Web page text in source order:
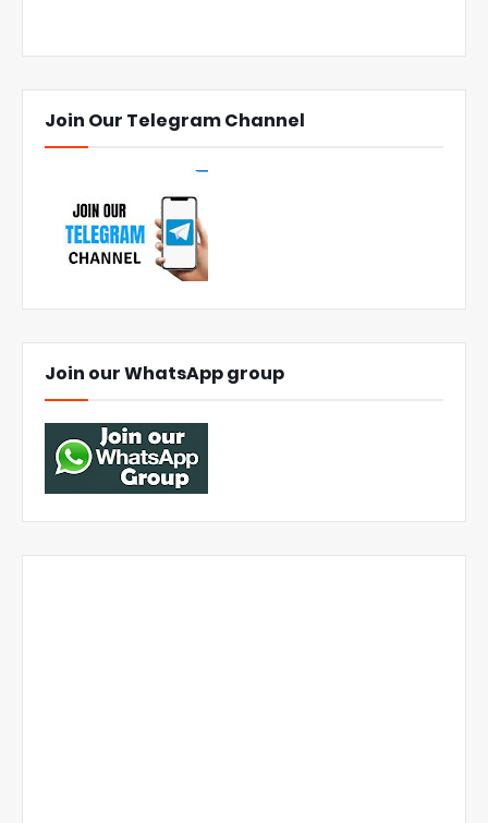
Join Our Telegram Channel
Join our WhatsApp group